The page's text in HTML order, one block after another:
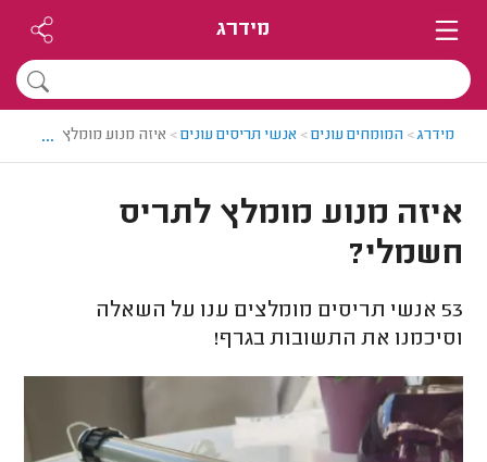
מידרג
מידרג> המומחים עונים> אנשי תריסים עונים> איזה מנוע מומלץ לתריס
...
איזה מנוע מומלץ לתריס
חשמלי?
53 אנשי תריסים מומלצים ענו על השאלה
וסיכמנו את התשובות בגרף!